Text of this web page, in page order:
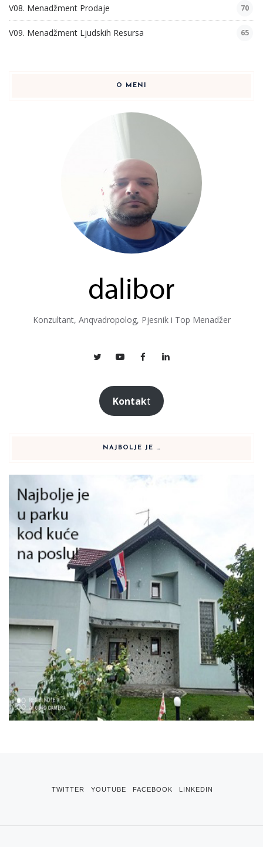
V08. Menadžment Prodaje 70
V09. Menadžment Ljudskih Resursa 65
O MENI
Konzultant, Anqvadropolog, Pjesnik i Top Menadžer
Kontakt
NAJBOLJE JE …
TWITTER YOUTUBE FACEBOOK LINKEDIN